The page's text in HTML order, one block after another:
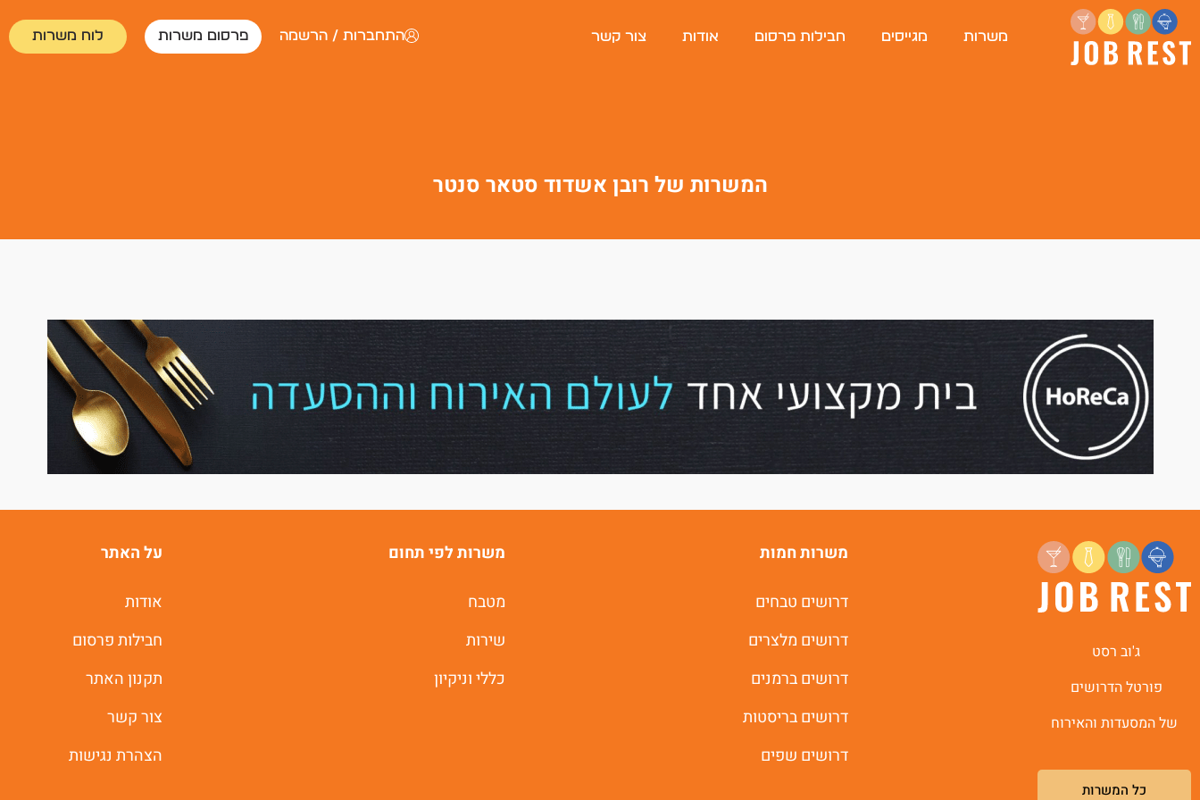
משרות מגייסים חבילות פרסום אודות צור קשר התחברות / הרשמה פרסום משרות לוח משרות
המשרות של רובן אשדוד סטאר סנטר
ג'וב רסט
פורטל הדרושים
של המסעדות והאירוח
כל המשרות
משרות חמות
דרושים טבחים
דרושים מלצרים
דרושים ברמנים
דרושים בריסטות
דרושים שפים
משרות לפי תחום
מטבח
שירות
כללי וניקיון
על האתר
אודות
חבילות פרסום
תקנון האתר
צור קשר
הצהרת נגישות
היי, אני סיגי
הצ'אטבוט החכמה
של ג'וב רסט.